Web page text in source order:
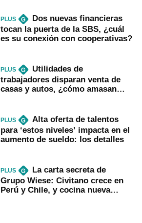
PLUS G
Dos nuevas financieras
tocan la puerta de la SBS, ¿cuál
es su conexión con cooperativas?
PLUS G
Utilidades de
trabajadores disparan venta de
casas y autos, ¿cómo amasan
PLUS G
Alta oferta de talentos
para ‘estos niveles’ impacta en el
aumento de sueldo: los detalles
PLUS G
La carta secreta de
Grupo Wiese: Civitano crece en
Perú y Chile, y cocina nueva